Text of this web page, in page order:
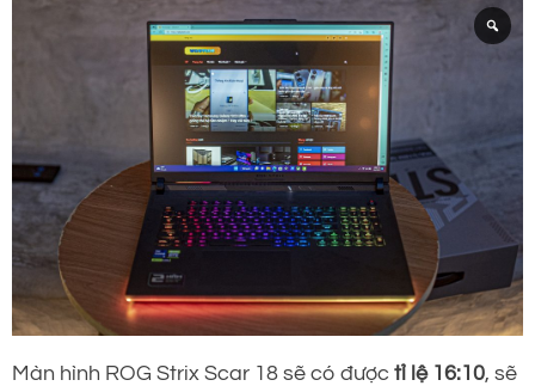
Màn hình ROG Strix Scar 18 sẽ có được tỉ lệ 16:10, sẽ